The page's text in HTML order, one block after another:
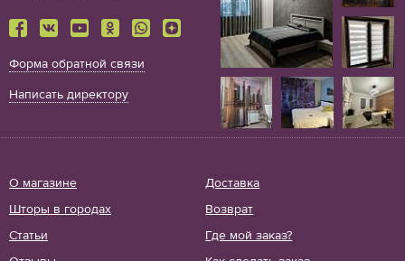
Форма обратной связи
Написать директору
О магазине
Доставка
Шторы в городах
Возврат
Статьи
Где мой заказ?